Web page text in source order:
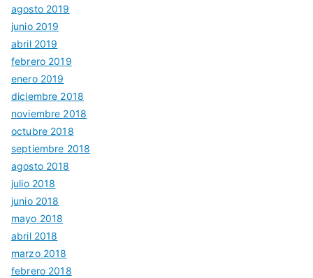
agosto 2019
junio 2019
abril 2019
febrero 2019
enero 2019
diciembre 2018
noviembre 2018
octubre 2018
septiembre 2018
agosto 2018
julio 2018
junio 2018
mayo 2018
abril 2018
marzo 2018
febrero 2018